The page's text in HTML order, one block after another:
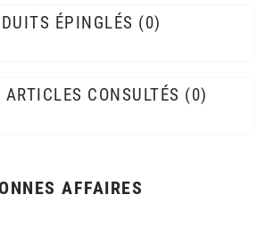
ÉPINGLÉS 0
ARTICLES CONSULTÉS 0
AFFAIRES